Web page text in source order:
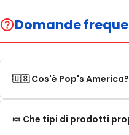
help_outlineDomande
🇺🇸 Cos'è Pop's America?
Pop's America è un
🍬 Che tipi di prodotti